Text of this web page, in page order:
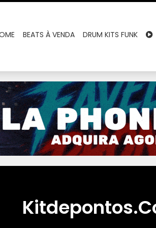
BEATS À VENDA DRUM KITS FUNK